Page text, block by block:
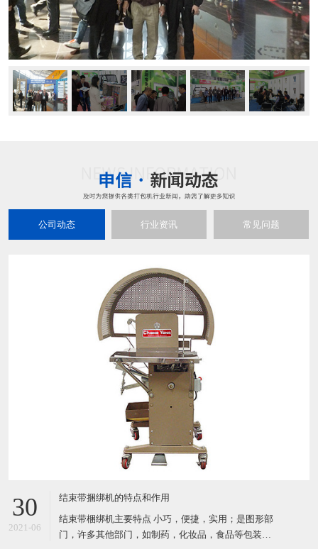
公司动态 行业资讯 常见问题
30
2021-06
结束带捆绑机的特点和作用
结束带梱绑机主要特点 小巧，便捷，实用；是图形部
门，许多其他部门，如制药，化妆品，食品等包装产